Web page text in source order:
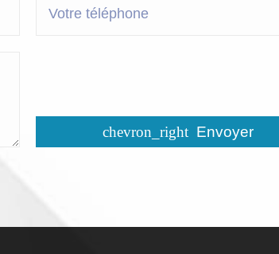
Envoyer